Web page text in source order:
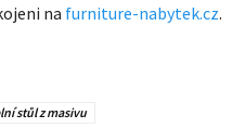
na furniture-nabytek.cz.
stůl z masivu